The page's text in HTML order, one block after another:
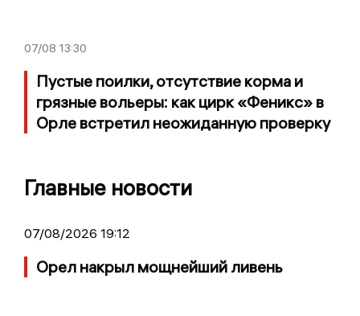
07/08 13:30
Пустые поилки, отсутствие корма и
грязные вольеры: как цирк «Феникс» в
Орле встретил неожиданную проверку
Главные новости
07/08/2026 19:12
Орел накрыл мощнейший ливень